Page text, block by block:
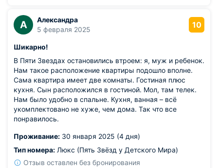
А
Александра
5 февраля 2025
10
Шикарно!
В Пяти Звездах остановились втроем: я, муж и ребенок.
Нам такое расположение квартиры подошло вполне.
Сама квартира имеет две комнаты. Гостиная плюс
кухня. Сын расположился в гостиной. Мол, там телек.
Нам было удобно в спальне. Кухня, ванная – всё
укомплектовано не хуже, чем дома. Так что все
понравилось.
Проживание: 30 января 2025 (4 дня)
Тип номера: Люкс (Пять Звёзд у Детского Мира)
Отзыв оставлен без бронирования